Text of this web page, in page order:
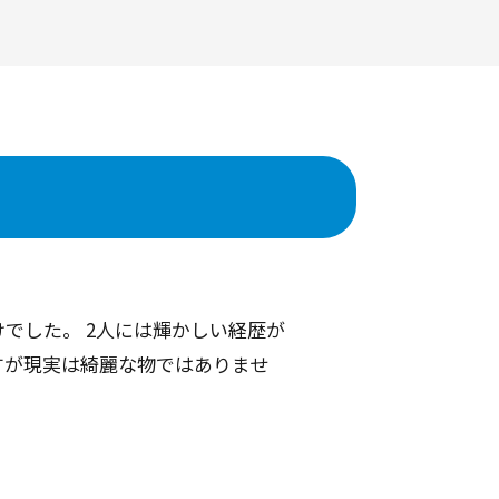
した。 2人には輝かしい経歴が
現実は綺麗な物ではありませ